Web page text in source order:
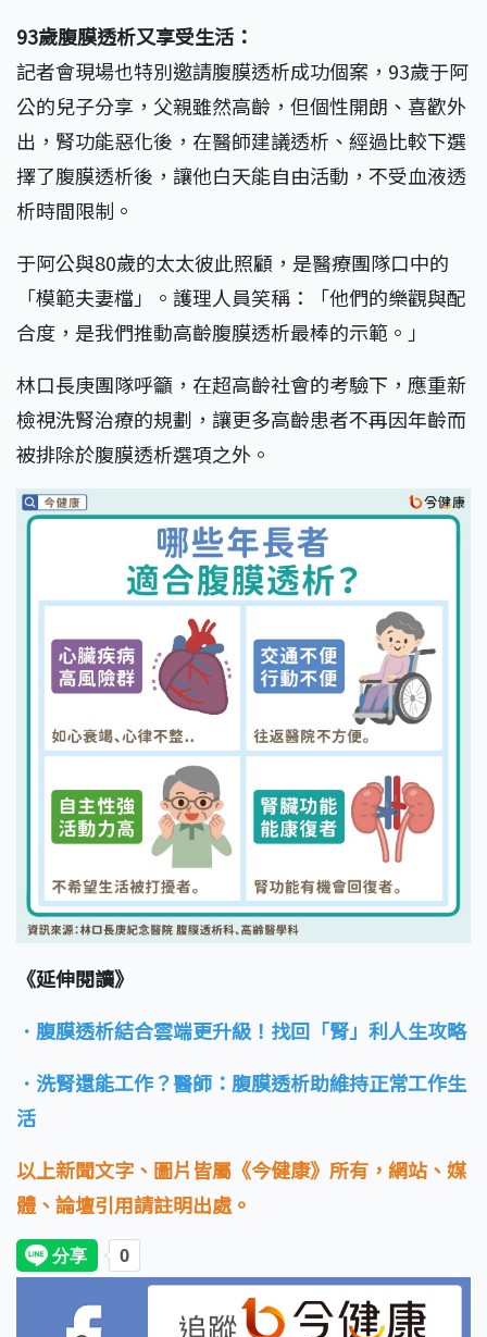
93歲腹膜透析又享受生活：
記者會現場也特別邀請腹膜透析成功個案，93歲于阿
公的兒子分享，父親雖然高齡，但個性開朗、喜歡外
出，腎功能惡化後，在醫師建議透析、經過比較下選
擇了腹膜透析後，讓他白天能自由活動，不受血液透
析時間限制。
于阿公與80歲的太太彼此照顧，是醫療團隊口中的
「模範夫妻檔」。護理人員笑稱：「他們的樂觀與配
合度，是我們推動高齡腹膜透析最棒的示範。」
林口長庚團隊呼籲，在超高齡社會的考驗下，應重新
檢視洗腎治療的規劃，讓更多高齡患者不再因年齡而
被排除於腹膜透析選項之外。
《延伸閱讀》
．腹膜透析結合雲端更升級！找回「腎」利人生攻略
．洗腎還能工作？醫師：腹膜透析助維持正常工作生
活
以上新聞文字、圖片皆屬《今健康》所有，網站、媒
體、論壇引用請註明出處。